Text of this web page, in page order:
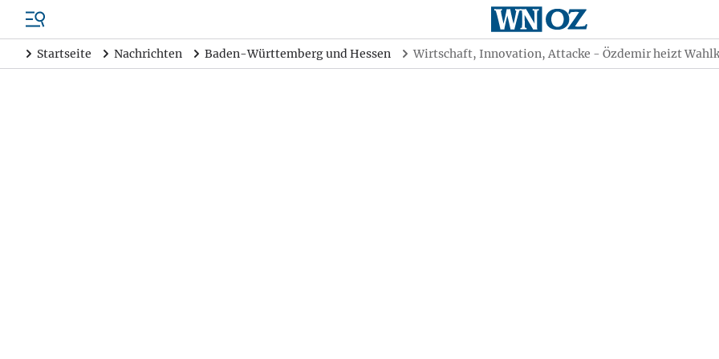
Startseite Nachrichten Baden-Württemberg und Hessen Wirtschaft, Innovation, Attacke - Özdemir heizt